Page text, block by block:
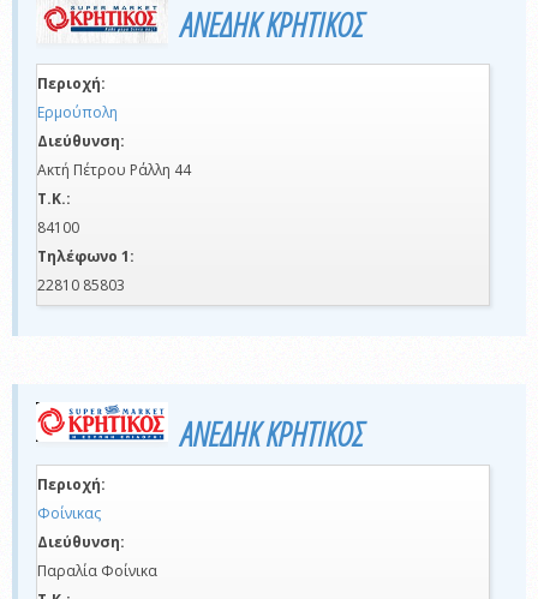
ΑΝΕΔΗΚ ΚΡΗΤΙΚΟΣ
Περιοχή:
Ερμούπολη
Διεύθυνση:
Ακτή Πέτρου Ράλλη 44
Τ.Κ.:
84100
Τηλέφωνο 1:
22810 85803
ΑΝΕΔΗΚ ΚΡΗΤΙΚΟΣ
Περιοχή:
Φοίνικας
Διεύθυνση:
Παραλία Φοίνικα